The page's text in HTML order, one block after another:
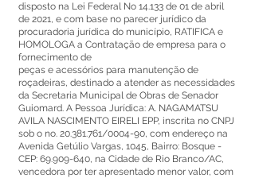
disposto na Lei Federal No 14.133 de 01 de abril
de 2021, e com base no parecer jurídico da
procuradoria jurídica do município, RATIFICA e
HOMOLOGA a Contratação de empresa para o
fornecimento de
peças e acessórios para manutenção de
roçadeiras, destinado a atender as necessidades
da Secretaria Municipal de Obras de Senador
Guiomard. A Pessoa Jurídica: A. NAGAMATSU
AVILA NASCIMENTO EIRELI EPP, inscrita no CNPJ
sob o no. 20.381.761/0004-90, com endereço na
Avenida Getúlio Vargas, 1045, Bairro: Bosque -
CEP: 69.909-640, na Cidade de Rio Branco/AC,
vencedora por ter apresentado menor valor, com